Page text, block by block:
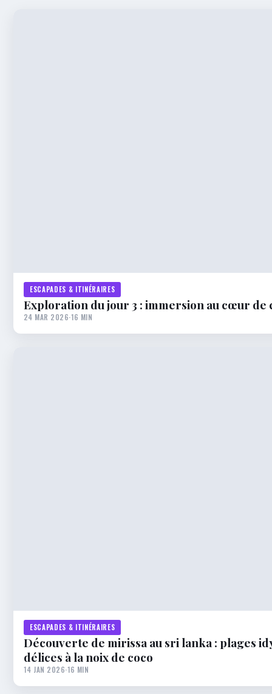
ESCAPADES & ITINÉRAIRES
Exploration du jour 3 : immersion au cœur de
24 MAR 2026·16 MIN
ESCAPADES & ITINÉRAIRES
Découverte de mirissa au sri lanka : plages
délices à la noix de coco
14 JAN 2026·16 MIN